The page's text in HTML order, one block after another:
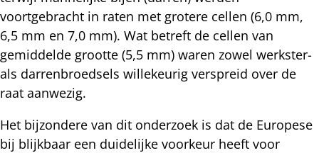
voortgebracht in raten met grotere cellen (6,0 mm,
6,5 mm en 7,0 mm). Wat betreft de cellen van
gemiddelde grootte (5,5 mm) waren zowel werkster-
als darrenbroedsels willekeurig verspreid over de
raat aanwezig.
Het bijzondere van dit onderzoek is dat de Europese
bij blijkbaar een duidelijke voorkeur heeft voor